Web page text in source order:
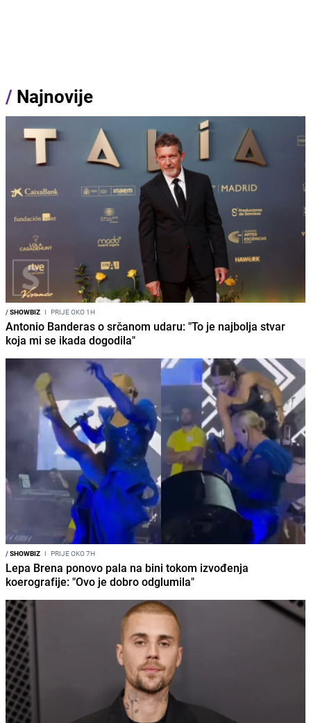
/ Najnovije
/SHOWBIZ I PRIJE OKO 1H
Antonio Banderas o srčanom udaru: "To je najbolja stvar
koja mi se ikada dogodila"
/SHOWBIZ I PRIJE OKO 7H
Lepa Brena ponovo pala na bini tokom izvođenja
koerografije: "Ovo je dobro odglumila"